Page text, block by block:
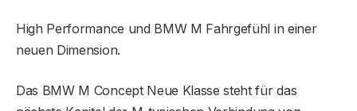
High Performance und BMW M Fahrgefühl in einer
neuen Dimension.
Das BMW M Concept Neue Klasse steht für das